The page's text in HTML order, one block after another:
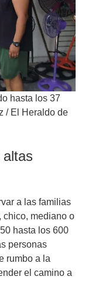
hasta los 37
/ El Heraldo de
a las familias
chico, mediano o
hasta los 600
personas
rumbo a la
el camino a